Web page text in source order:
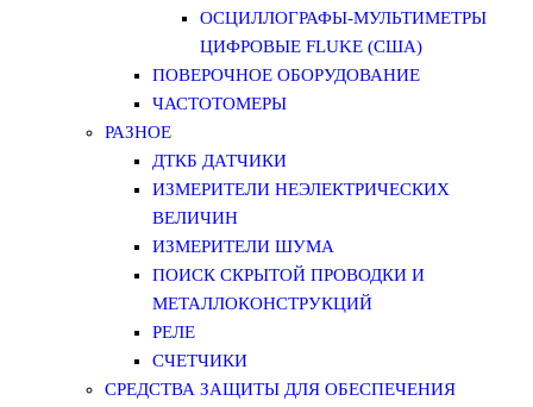
ОСЦИЛЛОГРАФЫ-МУЛЬТИМЕТРЫ
ЦИФРОВЫЕ FLUKE (США)
ПОВЕРОЧНОЕ ОБОРУДОВАНИЕ
ЧАСТОТОМЕРЫ
РАЗНОЕ
ДТКБ ДАТЧИКИ
ИЗМЕРИТЕЛИ НЕЭЛЕКТРИЧЕСКИХ
ВЕЛИЧИН
ИЗМЕРИТЕЛИ ШУМА
ПОИСК СКРЫТОЙ ПРОВОДКИ И
МЕТАЛЛОКОНСТРУКЦИЙ
РЕЛЕ
СЧЕТЧИКИ
СРЕДСТВА ЗАЩИТЫ ДЛЯ ОБЕСПЕЧЕНИЯ